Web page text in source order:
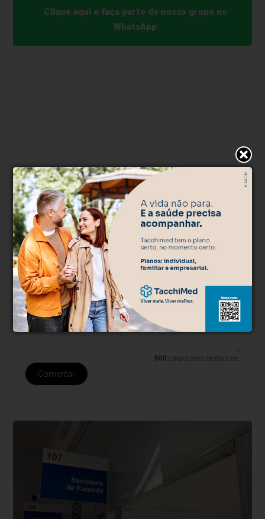
Clique aqui e faça parte do nosso grupo no
WhatsApp
* O conteúdo de cada comentário é de responsabilidade de quem
realizá-lo. Nos reservamos ao direito de reprovar ou eliminar
comentários em desacordo com o propósito do site ou que
contenham palavras ofensivas.
500 caracteres restantes.
Comentar